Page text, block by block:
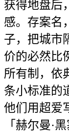
获得地盘后
感。存案名
子，把城市
价的必然比
所有制，依
条小标准的
他们用超
「赫尔曼·